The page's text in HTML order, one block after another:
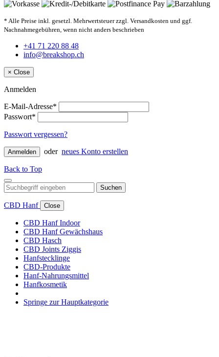
* Alle Preise inkl. gesetzl. Mehrwertsteuer zzgl. Versandkosten und ggf.
Nachnahmegebühren, wenn nicht anders beschrieben
+41 71 220 88 48
info@breakshop.ch
× Close
Anmelden
E-Mail-Adresse*
Passwort*
Passwort vergessen?
Anmelden oder neues Konto erstellen
Back to Top
Suchen
CBD Hanf Close
CBD Hanf Indoor
CBD Hanf Gewächshaus
CBD Hasch
CBD Joints Ziggis
Hanfstecklinge
CBD-Produkte
Hanf-Nahrungsmittel
Hanfkosmetik
Springe zur Hauptkategorie